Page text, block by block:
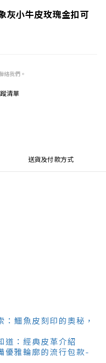
灰小牛皮玫瑰金扣可
絡我們。
清單
送貨及付款方式
鱷魚皮刻印的奧秘，
道：經典皮革介紹
雅輪廓的流行包款-